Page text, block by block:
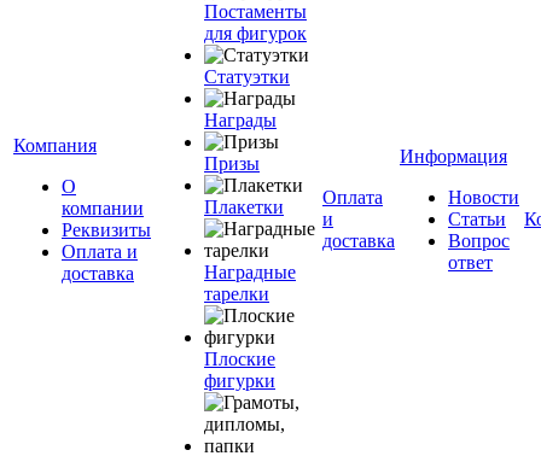
Компания
О
компании
Реквизиты
Оплата и
доставка
Постаменты
для фигурок
Статуэтки
Награды
Призы
Плакетки
Наградные
тарелки
Плоские
фигурки
Оплата
и
доставка
Информация
Новости
Статьи
Вопрос
ответ